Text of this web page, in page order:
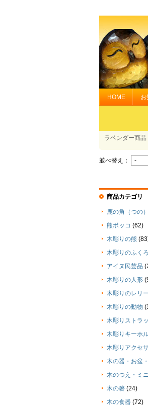
HOME お
ラベンダー商品
並べ替え：
商品カテゴリ
鹿の角（つの
熊ボッコ (62)
木彫りの熊
木彫りのふく
アイヌ民芸品
木彫りの人形
木彫りのレリ
木彫りの動物
木彫りストラ
木彫りキーホ
木彫りアクセ
木の器・お盆
木のつえ・ミ
木の箸 (24)
木の食器 (72)